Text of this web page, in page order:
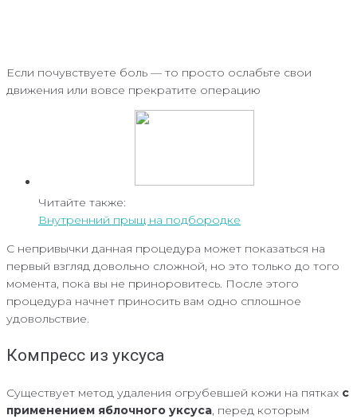
Если почувствуете боль — то просто ослабьте свои
движения или вовсе прекратите операцию
Читайте также:
Внутренний прыщ на подбородке
С непривычки данная процедура может показаться на
первый взгляд довольно сложной, но это только до того
момента, пока вы не приноровитесь. После этого
процедура начнет приносить вам одно сплошное
удовольствие.
Компресс из уксуса
Существует метод удаления огрубевшей кожи на пятках с
применением яблочного уксуса , перед которым